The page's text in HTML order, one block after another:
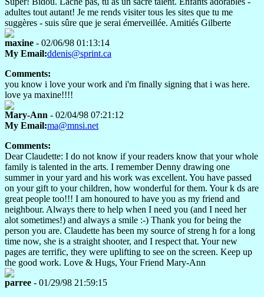
adultes tout autant! Je me rends visiter tous les sites que tu me
suggères - suis sûre que je serai émerveillée. Amitiés Gilberte
maxine - 02/06/98 01:13:14
My Email:ddenis@sprint.ca
Comments:
you know i love your work and i'm finally signing that i was here.
love ya maxine!!!!
Mary-Ann - 02/04/98 07:21:12
My Email:ma@mnsi.net
Comments:
Dear Claudette: I do not know if your readers know that your whole
family is talented in the arts. I remember Denny drawing one
summer in your yard and his work was excellent. You have passed
on your gift to your children, how wonderful for them. Your k ds are
great people too!!! I am honoured to have you as my friend and
neighbour. Always there to help when I need you (and I need her
alot sometimes!) and always a smile :-) Thank you for being the
person you are. Claudette has been my source of streng h for a long
time now, she is a straight shooter, and I respect that. Your new
pages are terrific, they were uplifting to see on the screen. Keep up
the good work. Love & Hugs, Your Friend Mary-Ann
parree - 01/29/98 21:59:15